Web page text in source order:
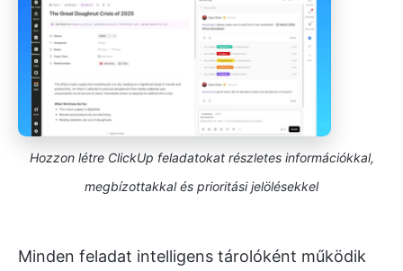
Hozzon létre ClickUp feladatokat részletes információkkal,
megbízottakkal és prioritási jelölésekkel
Minden feladat intelligens tárolóként működik